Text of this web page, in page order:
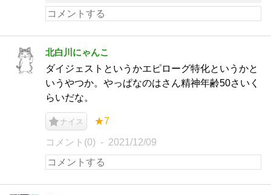
北白川にゃんこ
ダイジェストというかエピローグ特化というかと
いうやつか。やっぱなのはさん精神年齢50さいく
らいだな。
ナイス ★7
コメント(0) 2021/12/09